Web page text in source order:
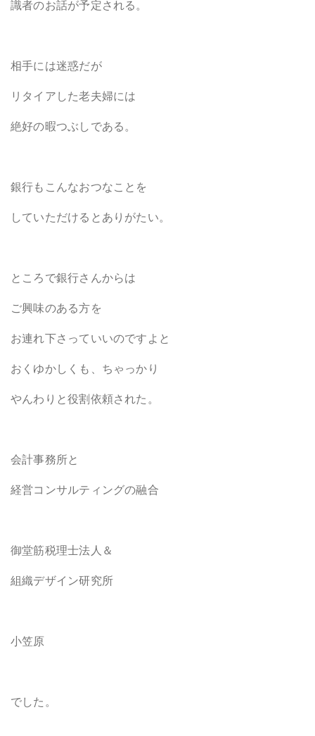
識者のお話が予定される。
相手には迷惑だが
リタイアした老夫婦には
絶好の暇つぶしである。
銀行もこんなおつなことを
していただけるとありがたい。
ところで銀行さんからは
ご興味のある方を
お連れ下さっていいのですよと
おくゆかしくも、ちゃっかり
やんわりと役割依頼された。
会計事務所と
経営コンサルティングの融合
御堂筋税理士法人＆
組織デザイン研究所
小笠原
でした。